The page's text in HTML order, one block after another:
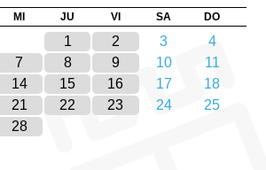
MI JU VI SA DO
1 2 3
4
7 8 9 10
11
14 15 16 17
18
21 22 23 24
25
28